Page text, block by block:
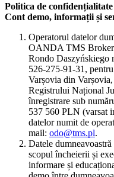
Politica de
Cont demo, informații și
Operatorul datelor
OANDA TMS
Rondo Daszyńskiego
526-275-91-31,
Varșovia din
Registrului Național
înregistrare sub
537 560 PLN (varsat
datelor numit de
mail: odo@tms.pl.
Datele
scopul încheierii și
informare și